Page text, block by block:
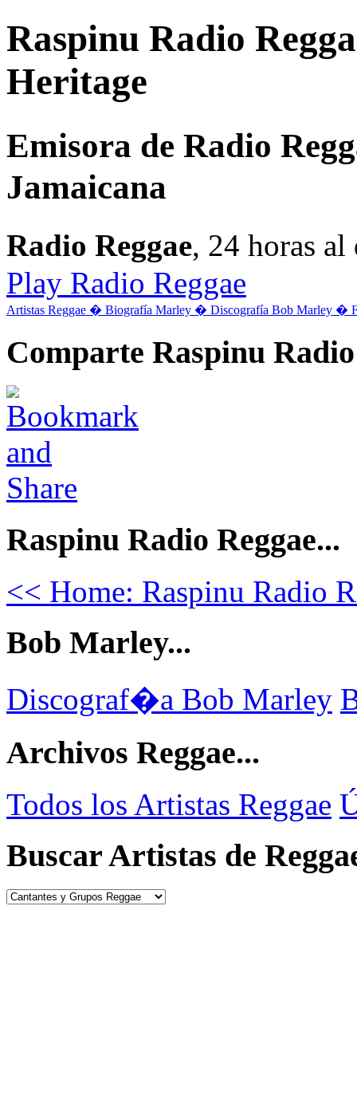
Raspinu Radio
Heritage
Emisora de Radio
Jamaicana
Radio Reggae, 24 horas
Play Radio Reggae
Artistas Reggae � Biografía Marley � Discografía Bob Marley �
Comparte Raspinu
Raspinu Radio Reggae...
<< Home: Raspinu Radio
Bob Marley...
Discograf�a Bob Marley
Archivos Reggae...
Todos los Artistas Reggae
Buscar Artistas de